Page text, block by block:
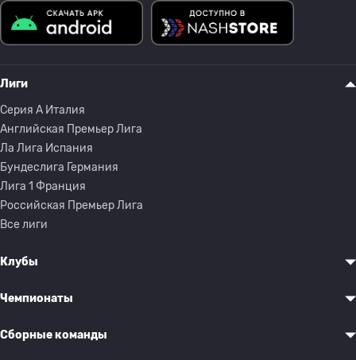
Лиги
Серия A Италия
Английская Премьер Лига
Ла Лига Испания
Бундеслига Германия
Лига 1 Франция
Российская Премьер Лига
Все лиги
Клубы
Чемпионаты
Сборные команды